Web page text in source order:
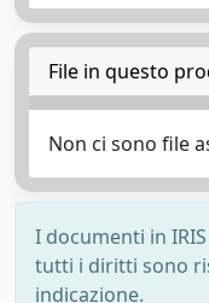
File in questo
Non ci sono file
I documenti in
tutti i diritti sono
indicazione.